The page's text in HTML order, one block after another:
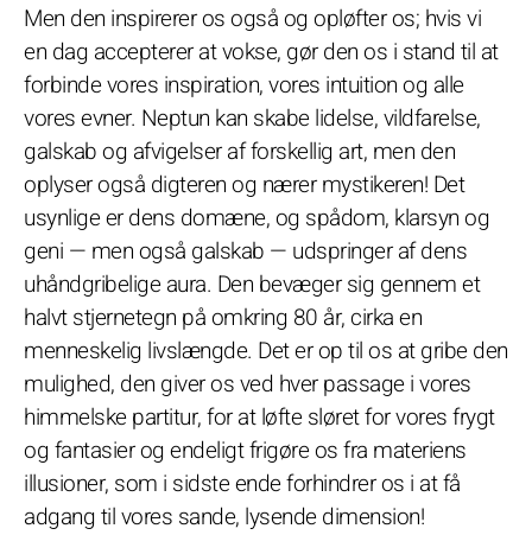
Men den inspirerer os også og opløfter os; hvis vi
en dag accepterer at vokse, gør den os i stand til at
forbinde vores inspiration, vores intuition og alle
vores evner. Neptun kan skabe lidelse, vildfarelse,
galskab og afvigelser af forskellig art, men den
oplyser også digteren og nærer mystikeren! Det
usynlige er dens domæne, og spådom, klarsyn og
geni — men også galskab — udspringer af dens
uhåndgribelige aura. Den bevæger sig gennem et
halvt stjernetegn på omkring 80 år, cirka en
menneskelig livslængde. Det er op til os at gribe den
mulighed, den giver os ved hver passage i vores
himmelske partitur, for at løfte sløret for vores frygt
og fantasier og endeligt frigøre os fra materiens
illusioner, som i sidste ende forhindrer os i at få
adgang til vores sande, lysende dimension!